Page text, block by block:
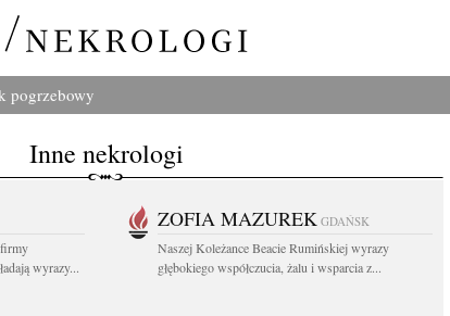
pogrzebowy
Inne nekrologi
wyrazy...
ZOFIA MAZUREK GDAŃSK
Naszej Koleżance Beacie Rumińskiej wyrazy
głębokiego współczucia, żalu i wsparcia z...